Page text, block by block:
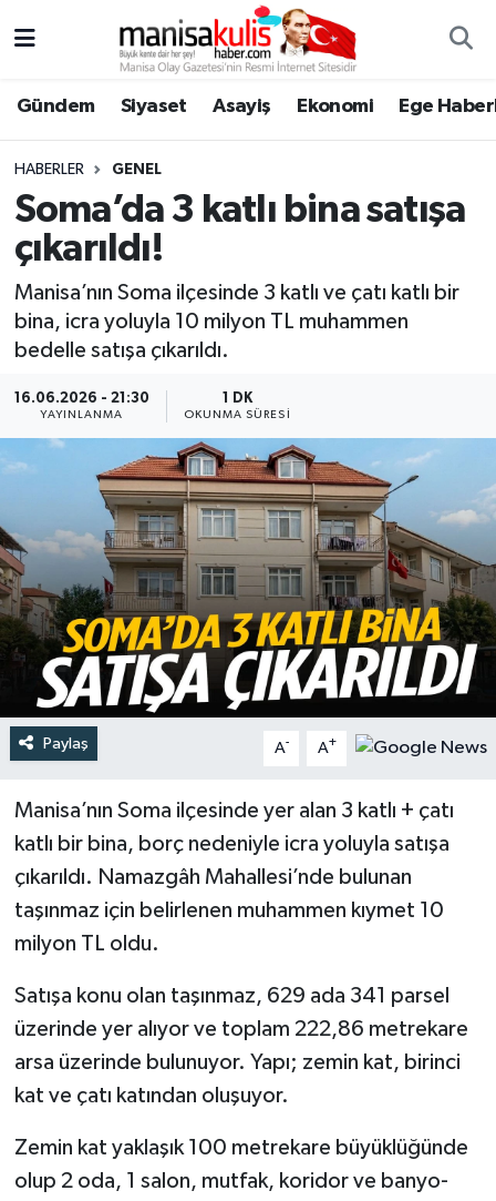
Gündem Siyaset Asayiş Ekonomi Ege
HABERLER GENEL
Soma’da 3 katlı bina satışa
çıkarıldı!
Manisa’nın Soma ilçesinde 3 katlı ve çatı katlı bir
bina, icra yoluyla 10 milyon TL muhammen
bedelle satışa çıkarıldı.
16.06.2026 - 21:30
YAYINLANMA
1 DK
OKUNMA SÜRESI
Paylaş A- A+
Manisa’nın Soma ilçesinde yer alan 3 katlı + çatı
katlı bir bina, borç nedeniyle icra yoluyla satışa
çıkarıldı. Namazgâh Mahallesi’nde bulunan
taşınmaz için belirlenen muhammen kıymet 10
milyon TL oldu.
Satışa konu olan taşınmaz, 629 ada 341 parsel
üzerinde yer alıyor ve toplam 222,86 metrekare
arsa üzerinde bulunuyor. Yapı; zemin kat, birinci
kat ve çatı katından oluşuyor.
Zemin kat yaklaşık 100 metrekare büyüklüğünde
olup 2 oda, 1 salon, mutfak, koridor ve banyo-
Ege Haberleri
Ekonomi
Genel
Gündem
Resmi İlan
Siyaset
Spor
Türkiye
Yaşam
Yunusemre Hava Durumu
Yunusemre Trafik Yoğunluk Haritası
Süper Lig Puan Durumu ve Fikstür
Tüm Manşetler
Son Dakika Haberleri
Haber Arşivi